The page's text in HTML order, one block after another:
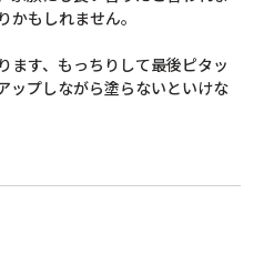
かもしれません。
ます、もっちりして最後ピタッ
ップしながら塗らないといけな